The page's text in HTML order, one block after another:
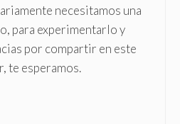
necesitamos una
para experimentarlo y
por compartir en este
te esperamos.